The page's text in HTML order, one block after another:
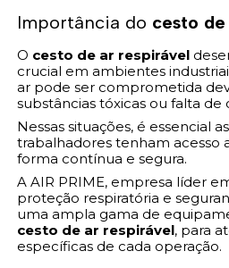
Importância do cesto
O cesto de ar respirável
crucial em ambientes
ar pode ser comprometida
substâncias tóxicas ou falta de
Nessas situações, é essencial
trabalhadores tenham acesso
forma contínua e segura.
A AIR PRIME, empresa líder
proteção respiratória e
uma ampla gama de
cesto de ar respirável, para
específicas de cada operação.